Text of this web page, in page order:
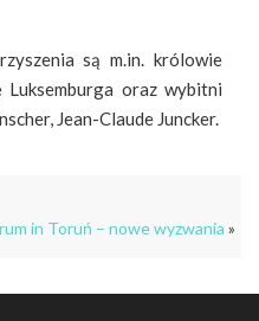
są m.in. królowie
oraz wybitni
Jean-Claude Juncker.
in Toruń – nowe wyzwania »